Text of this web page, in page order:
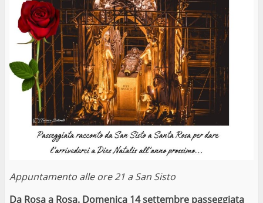
Appuntamento alle ore 21 a San Sisto
Da Rosa a Rosa. Domenica 14 settembre passeggiata